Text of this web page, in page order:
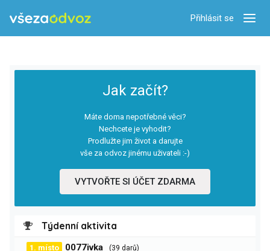
Přihlásit se
Jak začít?
Máte doma nepotřebné věci?
Nechcete je vyhodit?
Prodlužte jim život a darujte
vše za odvoz jinému uživateli :-)
VYTVOŘTE SI ÚČET ZDARMA
Týdenní aktivita
1. místo 0077ivka (39 darů)